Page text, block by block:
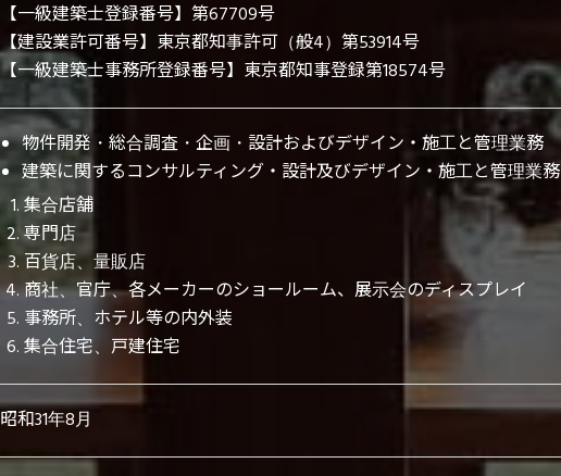
【一級建築士登録番号】 第67709号
【建設業許可番号】 東京都知事許可（般4）第53914号
【一級建築士事務所登録番号】 東京都知事登録第18574号
物件開発・総合調査・企画・設計およびデザイン・施工と管理業務
建築に関するコンサルティング・設計及びデザイン・施工と管理業務
集合店舗
専門店
百貨店、量販店
商社、官庁、各メーカーのショールーム、展示会のディスプレイ
事務所、ホテル等の内外装
集合住宅、戸建住宅
昭和31年8月